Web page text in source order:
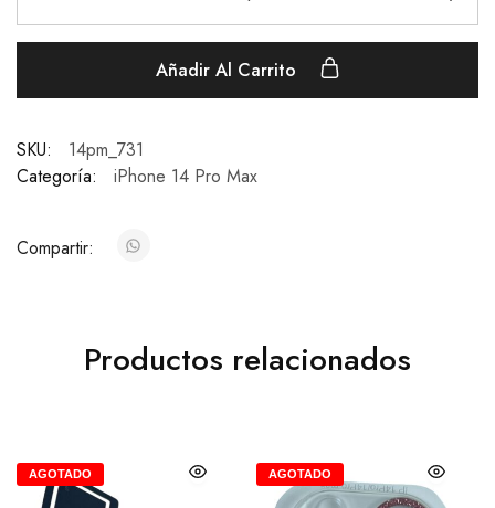
Añadir Al Carrito
SKU:
14pm_731
Categoría:
iPhone 14 Pro Max
Compartir:
Productos relacionados
AGOTADO AGOTADO